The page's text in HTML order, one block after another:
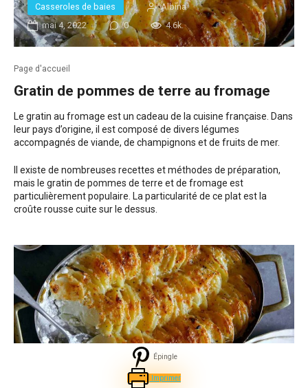
Casseroles de baies
Albina
mai 4, 2022
0 4.6k.
Page d'accueil
Gratin de pommes de terre au fromage
Le gratin au fromage est un cadeau de la cuisine française. Dans
leur pays d’origine, il est composé de divers légumes
accompagnés de viande, de champignons et de fruits de mer.
Il existe de nombreuses recettes et méthodes de préparation,
mais le gratin de pommes de terre et de fromage est
particulièrement populaire. La particularité de ce plat est la
croûte rousse cuite sur le dessus.
Épingle
Imprimer